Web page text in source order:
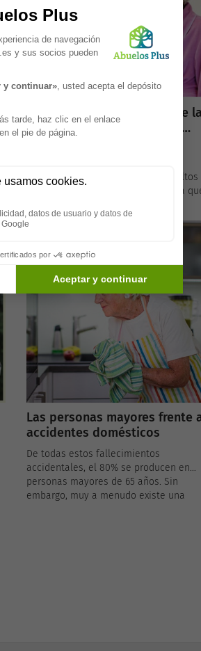
Gestionar la ansiedad sobre la
seguridad en el hogar para
preocupación común entre los adultos
mayores y sus familiares. A medida
entorno seguro se vuelve cada vez
incluso la posibilidad de robo o
intrusión. Aquí presentamos consejos y
estrategias para gestionar la ansiedad
sobre la seguridad en el hogar para los
adultos mayores.
Las personas mayores frente
accidentes domésticos
De todas estos fallecimientos
accidentales, el 80% se producen en
personas mayores de 65 años. Sin
embargo, muy a menudo existe una